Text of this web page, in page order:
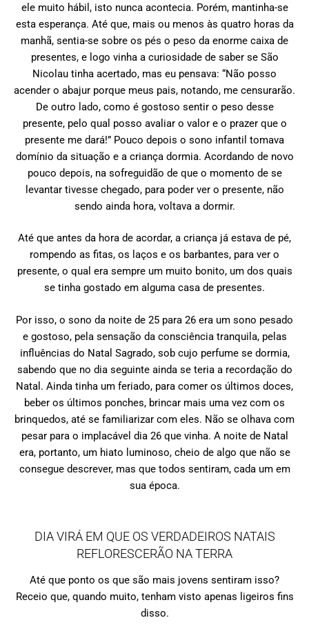
ele muito hábil, isto nunca acontecia. Porém, mantinha-se
esta esperança. Até que, mais ou menos às quatro horas da
manhã, sentia-se sobre os pés o peso da enorme caixa de
presentes, e logo vinha a curiosidade de saber se São
Nicolau tinha acertado, mas eu pensava: “Não posso
acender o abajur porque meus pais, notando, me censurarão.
De outro lado, como é gostoso sentir o peso desse
presente, pelo qual posso avaliar o valor e o prazer que o
presente me dará!” Pouco depois o sono infantil tomava
domínio da situação e a criança dormia. Acordando de novo
pouco depois, na sofreguidão de que o momento de se
levantar tivesse chegado, para poder ver o presente, não
sendo ainda hora, voltava a dormir.
Até que antes da hora de acordar, a criança já estava de pé,
rompendo as fitas, os laços e os barbantes, para ver o
presente, o qual era sempre um muito bonito, um dos quais
se tinha gostado em alguma casa de presentes.
Por isso, o sono da noite de 25 para 26 era um sono pesado
e gostoso, pela sensação da consciência tranquila, pelas
influências do Natal Sagrado, sob cujo perfume se dormia,
sabendo que no dia seguinte ainda se teria a recordação do
Natal. Ainda tinha um feriado, para comer os últimos doces,
beber os últimos ponches, brincar mais uma vez com os
brinquedos, até se familiarizar com eles. Não se olhava com
pesar para o implacável dia 26 que vinha. A noite de Natal
era, portanto, um hiato luminoso, cheio de algo que não se
consegue descrever, mas que todos sentiram, cada um em
sua época.
DIA VIRÁ EM QUE OS VERDADEIROS NATAIS
REFLORESCERÃO NA TERRA
Até que ponto os que são mais jovens sentiram isso?
Receio que, quando muito, tenham visto apenas ligeiros fins
disso.